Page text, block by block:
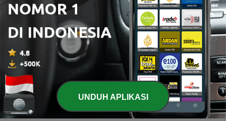
Radio Indonesia
Stasiun Radio dan Podcast
UNDUH APLIKASI